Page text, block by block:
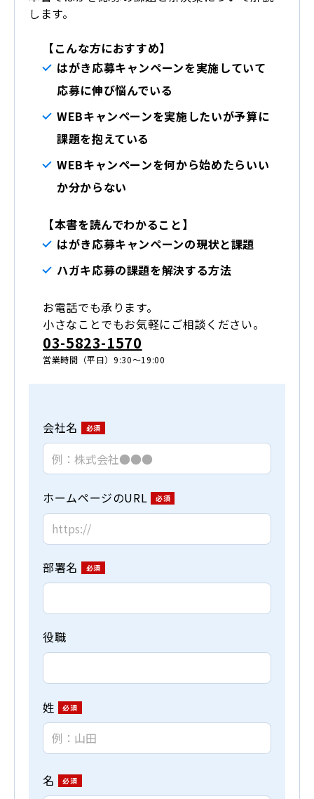
します。
【こんな方におすすめ】
はがき応募キャンペーンを実施していて
応募に伸び悩んでいる
WEBキャンペーンを実施したいが予算に
課題を抱えている
WEBキャンペーンを何から始めたらいい
か分からない
【本書を読んでわかること】
はがき応募キャンペーンの現状と課題
ハガキ応募の課題を解決する方法
お電話でも承ります。
小さなことでもお気軽にご相談ください。
03-5823-1570
営業時間（平日）9:30～19:00
会社名
ホームページのURL
部署名
役職
姓
名